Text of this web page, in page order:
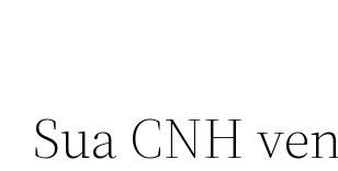
Sua CNH